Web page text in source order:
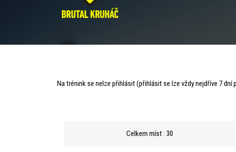
Ústí
Na trénink se nelze přihlásit (přihlásit se lze vždy nejdříve 7 dní
Celkem míst : 30